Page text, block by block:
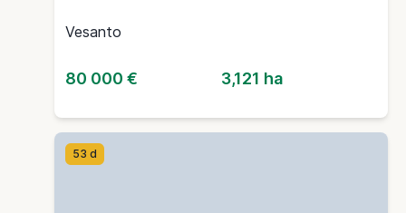
Vesanto
80 000 € 3,121 ha
53 d